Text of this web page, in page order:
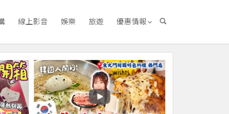
線上影音 娛樂 旅遊 優惠情報